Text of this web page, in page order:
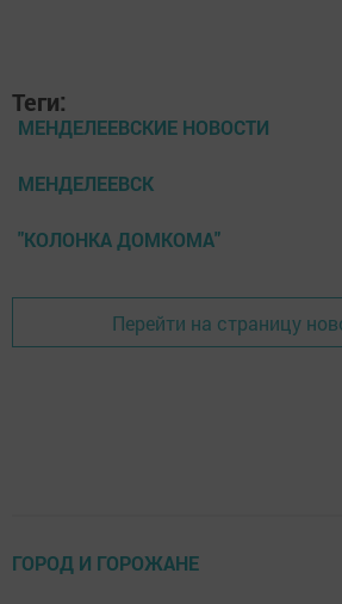
Теги:
МЕНДЕЛЕЕВСКИЕ НОВОСТИ
МЕНДЕЛЕЕВСК
"КОЛОНКА ДОМКОМА"
Перейти на страницу
ГОРОД И ГОРОЖАНЕ